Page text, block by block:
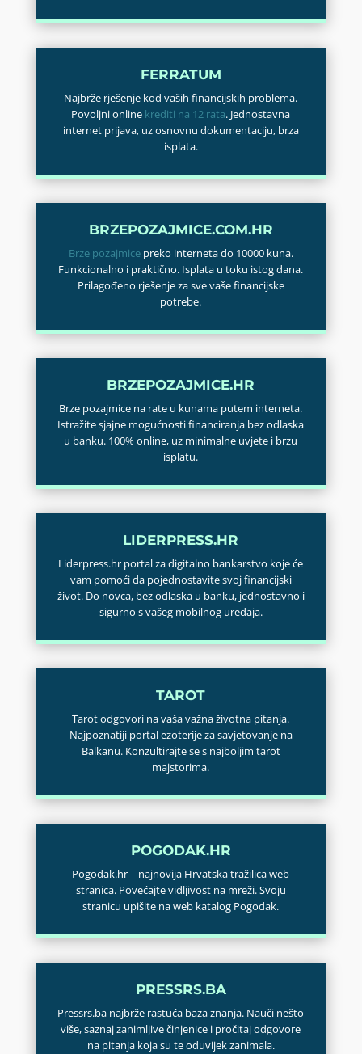
FERRATUM
Najbrže rješenje kod vaših financijskih problema.
Povoljni online krediti na 12 rata. Jednostavna
internet prijava, uz osnovnu dokumentaciju, brza
isplata.
BRZEPOZAJMICE.COM.HR
Brze pozajmicepreko interneta do 10000 kuna.
Funkcionalno i praktično. Isplata u toku istog dana.
Prilagođeno rješenje za sve vaše financijske
potrebe.
BRZEPOZAJMICE.HR
Brze pozajmice na rate u kunama putem interneta.
Istražite sjajne mogućnosti financiranja bez odlaska
u banku. 100% online, uz minimalne uvjete i brzu
isplatu.
LIDERPRESS.HR
Liderpress.hr portal za digitalno bankarstvo koje će
vam pomoći da pojednostavite svoj financijski
život. Do novca, bez odlaska u banku, jednostavno i
sigurno s vašeg mobilnog uređaja.
TAROT
Tarot odgovori na vaša važna životna pitanja.
Najpoznatiji portal ezoterije za savjetovanje na
Balkanu. Konzultirajte se s najboljim tarot
majstorima.
POGODAK.HR
Pogodak.hr – najnovija Hrvatska tražilica web
stranica. Povećajte vidljivost na mreži. Svoju
stranicu upišite na web katalog Pogodak.
PRESSRS.BA
Pressrs.ba najbrže rastuća baza znanja. Nauči nešto
više, saznaj zanimljive činjenice i pročitaj odgovore
na pitanja koja su te oduvijek zanimala.